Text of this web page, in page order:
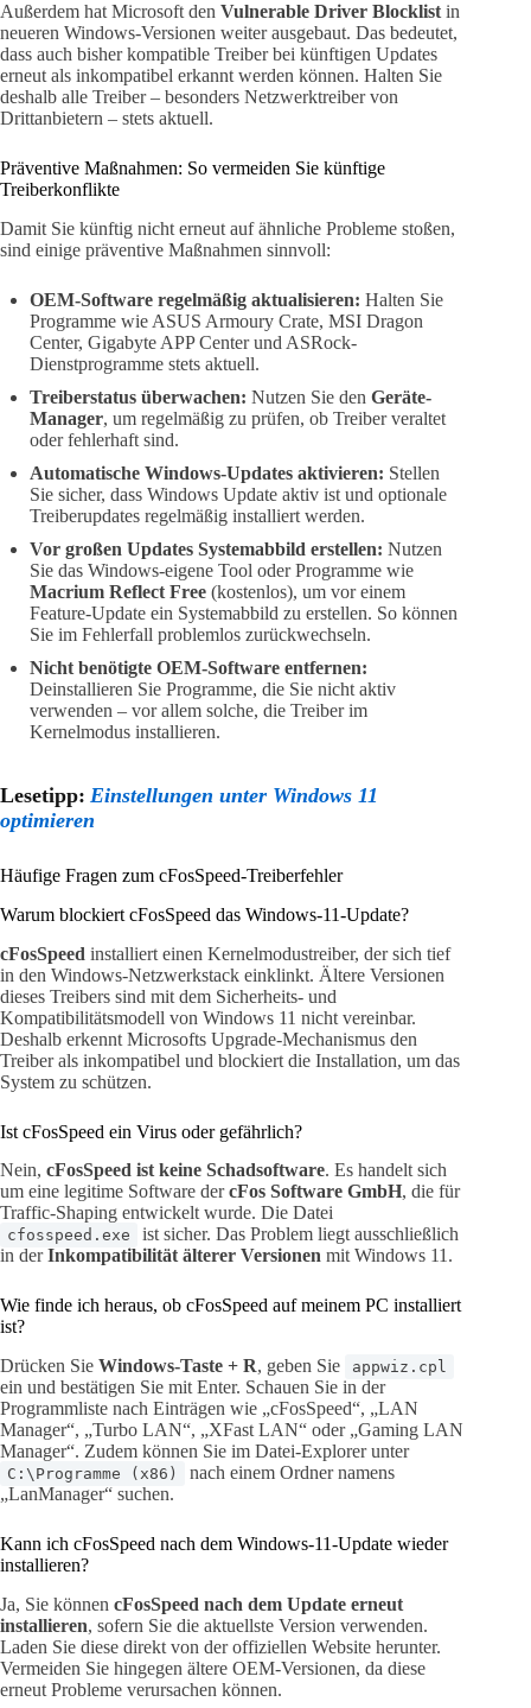
Außerdem hat Microsoft den Vulnerable Driver Blocklist in
neueren Windows-Versionen weiter ausgebaut. Das bedeutet,
dass auch bisher kompatible Treiber bei künftigen Updates
erneut als inkompatibel erkannt werden können. Halten Sie
deshalb alle Treiber – besonders Netzwerktreiber von
Drittanbietern – stets aktuell.
Präventive Maßnahmen: So vermeiden Sie künftige
Treiberkonflikte
Damit Sie künftig nicht erneut auf ähnliche Probleme stoßen,
sind einige präventive Maßnahmen sinnvoll:
OEM-Software regelmäßig aktualisieren: Halten Sie
Programme wie ASUS Armoury Crate, MSI Dragon
Center, Gigabyte APP Center und ASRock-
Dienstprogramme stets aktuell.
Treiberstatus überwachen: Nutzen Sie den Geräte-
Manager, um regelmäßig zu prüfen, ob Treiber veraltet
oder fehlerhaft sind.
Automatische Windows-Updates aktivieren: Stellen
Sie sicher, dass Windows Update aktiv ist und optionale
Treiberupdates regelmäßig installiert werden.
Vor großen Updates Systemabbild erstellen: Nutzen
Sie das Windows-eigene Tool oder Programme wie
Macrium Reflect Free (kostenlos), um vor einem
Feature-Update ein Systemabbild zu erstellen. So können
Sie im Fehlerfall problemlos zurückwechseln.
Nicht benötigte OEM-Software entfernen:
Deinstallieren Sie Programme, die Sie nicht aktiv
verwenden – vor allem solche, die Treiber im
Kernelmodus installieren.
Lesetipp: Einstellungen unter Windows 11
optimieren
Häufige Fragen zum cFosSpeed-Treiberfehler
Warum blockiert cFosSpeed das Windows-11-Update?
cFosSpeed installiert einen Kernelmodustreiber, der sich tief
in den Windows-Netzwerkstack einklinkt. Ältere Versionen
dieses Treibers sind mit dem Sicherheits- und
Kompatibilitätsmodell von Windows 11 nicht vereinbar.
Deshalb erkennt Microsofts Upgrade-Mechanismus den
Treiber als inkompatibel und blockiert die Installation, um das
System zu schützen.
Ist cFosSpeed ein Virus oder gefährlich?
Nein, cFosSpeed ist keine Schadsoftware. Es handelt sich
um eine legitime Software dercFos Software GmbH, die für
Traffic-Shaping entwickelt wurde. Die Datei
cfosspeed.exe
ist sicher. Das Problem liegt ausschließlich
in derInkompatibilität älterer Versionen mit Windows 11.
Wie finde ich heraus, ob cFosSpeed auf meinem PC installiert
ist?
Drücken Sie Windows-Taste + R, geben Sie appwiz.cpl
ein und bestätigen Sie mit Enter. Schauen Sie in der
Programmliste nach Einträgen wie „cFosSpeed“, „LAN
Manager“, „Turbo LAN“, „XFast LAN“ oder „Gaming LAN
Manager“. Zudem können Sie im Datei-Explorer unter
C:\Programme (x86)
nach einem Ordner namens
„LanManager“ suchen.
Kann ich cFosSpeed nach dem Windows-11-Update wieder
installieren?
Ja, Sie können cFosSpeed nach dem Update erneut
installieren, sofern Sie die aktuellste Version verwenden.
Laden Sie diese direkt von der offiziellen Website herunter.
Vermeiden Sie hingegen ältere OEM-Versionen, da diese
erneut Probleme verursachen können.